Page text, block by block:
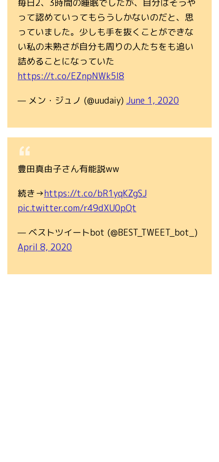
毎日2、3時間の睡眠でしたが、自分はそうや
って認めていってもらうしかないのだと、思
っていました。少しも手を抜くことができな
い私の未熟さが自分も周りの人たちをも追い
詰めることになっていた
https://t.co/EZnpNWk5I8
— メン・ジュノ (@uudaiy) June 1, 2020
豊田真由子さん有能説ww
続き→https://t.co/bR1yqKZgSJ
pic.twitter.com/r49dXU0pQt
— ベストツイートbot (@BEST_TWEET_bot_)
April 8, 2020